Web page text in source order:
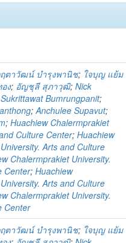
ตาวัฒน์ บำรุงพานิช; ใจบุญ แย้ม
ง; อัญชุลี สุภาวุฒิ;Nick
Sukrittawat Bumrungpanit;
;Anchulee Supavut;
;Huachiew Chalermprakiet
Culture Center;Huachiew
Arts and Culture
Chalermprakiet University.
Center;Huachiew
Arts and Culture
Chalermprakiet University.
Center
ตาวัฒน์ บำรุงพานิช; ใจบุญ แย้ม